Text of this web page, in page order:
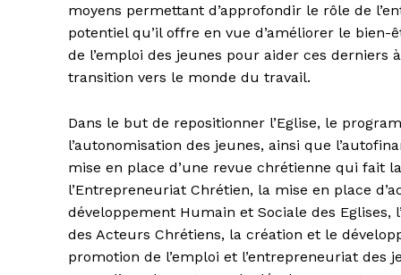
moyens permettant d’approfondir le rôle de
potentiel qu’il offre en vue d’améliorer le
de l’emploi des jeunes pour aider ces
transition vers le monde du travail.
Dans le but de repositionner l’Eglise, le
l’autonomisation des jeunes, ainsi que
mise en place d’une revue chrétienne qui fait
l’Entrepreneuriat Chrétien, la mise en place
développement Humain et Sociale des Eglises,
des Acteurs Chrétiens, la création et le
promotion de l’emploi et l’entrepreneuriat des